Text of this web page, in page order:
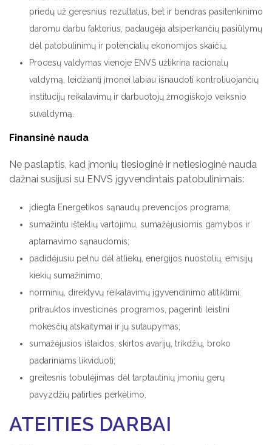
priedų už geresnius rezultatus, bet ir bendras pasitenkinimo
daromu darbu faktorius, padaugėja atsiperkančių pasiūlymų
dėl patobulinimų ir potencialių ekonomijos skaičių.
Procesų valdymas vienoje ENVS užtikrina racionalų
valdymą, leidžiantį įmonei labiau išnaudoti kontroliuojančių
institucijų reikalavimų ir darbuotojų žmogiškojo veiksnio
suvaldymą.
Finansinė nauda
Ne paslaptis, kad įmonių tiesioginė ir netiesioginė nauda
dažnai susijusi su ENVS įgyvendintais patobulinimais:
įdiegta Energetikos sąnaudų prevencijos programa;
sumažintu išteklių vartojimu, sumažėjusiomis gamybos ir
aptarnavimo sąnaudomis;
padidėjusiu pelnu dėl atliekų, energijos nuostolių, emisijų
kiekių sumažinimo;
norminių, direktyvų reikalavimų įgyvendinimo atitiktimi:
pritrauktos investicinės programos, pagerinti leistini
mokesčių atskaitymai ir jų sutaupymas;
sumažėjusios išlaidos, skirtos avarijų, trikdžių, broko
padariniams likviduoti;
greitesnis tobulėjimas dėl tarptautinių įmonių gerų
pavyzdžių patirties perkėlimo.
ATEITIES DARBAI